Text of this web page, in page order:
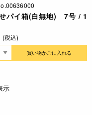
パイ箱(白無地) 7号 / 1
(税込)
買い物かごに入れる
示